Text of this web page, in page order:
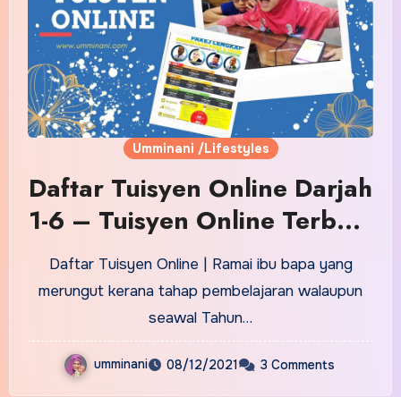
Umminani /Lifestyles
Daftar Tuisyen Online Darjah
1-6 – Tuisyen Online Terbaik
2021
Daftar Tuisyen Online | Ramai ibu bapa yang
merungut kerana tahap pembelajaran walaupun
seawal Tahun…
umminani 08/12/2021 3 Comments